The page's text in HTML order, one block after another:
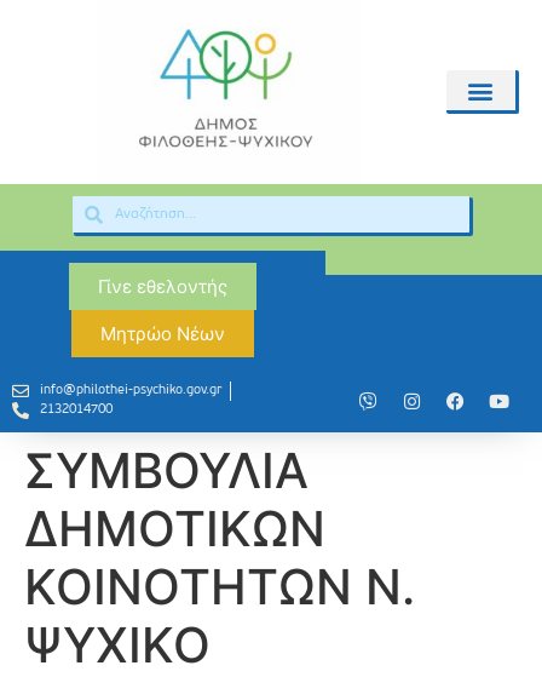
Γίνε εθελοντής
Μητρώο Νέων
info@philothei-psychiko.gov.gr
2132014700
ΣΥΜΒΟΥΛΙΑ
ΔΗΜΟΤΙΚΩΝ
ΚΟΙΝΟΤΗΤΩΝ Ν.
ΨΥΧΙΚΟ